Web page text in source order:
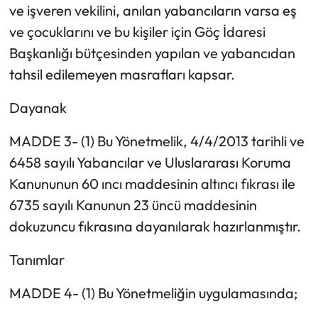
ve işveren vekilini, anılan yabancıların varsa eş
ve çocuklarını ve bu kişiler için Göç İdaresi
Başkanlığı bütçesinden yapılan ve yabancıdan
tahsil edilemeyen masrafları kapsar.
Dayanak
MADDE 3- (1) Bu Yönetmelik, 4/4/2013 tarihli ve
6458 sayılı Yabancılar ve Uluslararası Koruma
Kanununun 60 ıncı maddesinin altıncı fıkrası ile
6735 sayılı Kanunun 23 üncü maddesinin
dokuzuncu fıkrasına dayanılarak hazırlanmıştır.
Tanımlar
MADDE 4- (1) Bu Yönetmeliğin uygulamasında;